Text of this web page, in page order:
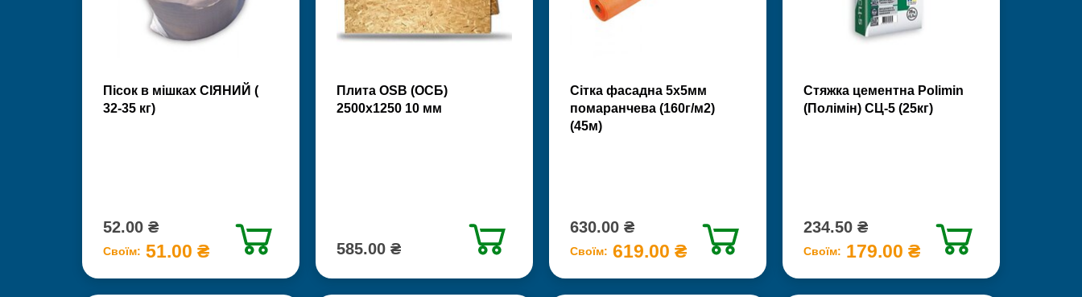
Пісок в мішках СІЯНИЙ (
32-35 кг)
52.00 ₴
Своїм: 51.00 ₴
Плита OSB (ОСБ)
2500х1250 10 мм
585.00 ₴
Сітка фасадна 5х5мм
помаранчева (160г/м2)
(45м)
630.00 ₴
Своїм: 619.00 ₴
Стяжка цементна Polimin
(Полімін) СЦ-5 (25кг)
234.50 ₴
Своїм: 179.00 ₴